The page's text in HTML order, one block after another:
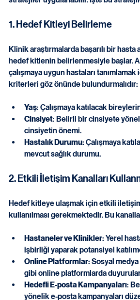
stratejiler uygulanabilir. İşte bu
1. Hedef Kitleyi Belirleme
Klinik araştırmalarda başarılı bir hasta
hedef kitlenin belirlenmesiyle başlar.
kriterleri göz önünde bulundurmalıdır:
Yaş: Çalışmaya katılacak bireylerin
Cinsiyet: Belirli bir cinsiyete
cinsiyetin önemi.
mevcut sağlık durumu.
2. Etkili İletişim Kanalları
kullanılması gerekmektedir. Bu
Hastaneler ve Klinikler: Yerel
işbirliği yaparak potansiyel
Online Platformlar: Sosyal
gibi online platformlarda duyurular